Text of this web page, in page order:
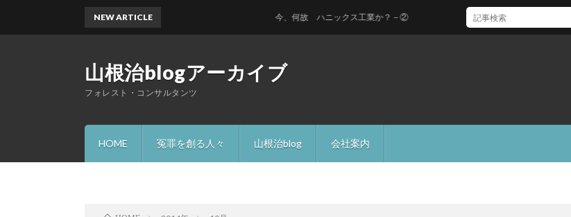
山根治blogアーカイブ
フォレスト・コンサルタンツ
HOME 冤罪を創る人々 山根治blog 会社案内
NEW ARTICLE 今、何故 ハニックス工業か？－②